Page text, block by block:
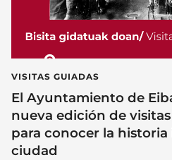
VISITAS GUIADAS
El Ayuntamiento de
nueva edición de
para conocer la
ciudad